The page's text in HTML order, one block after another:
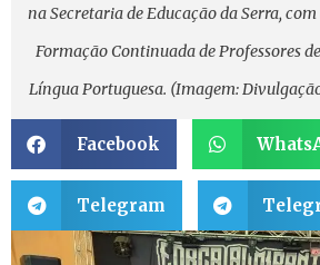
na Secretaria de Educação da Serra, com
Formação Continuada de Professores de
Língua Portuguesa. (Imagem:
Facebook
Telegram